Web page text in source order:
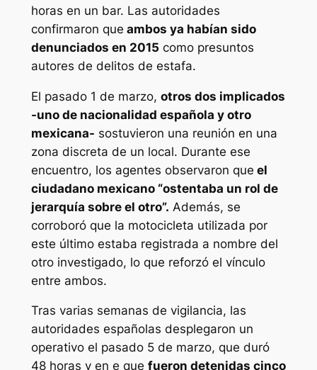
horas en un bar. Las autoridades
confirmaron que ambos ya habían sido
denunciados en 2015 como presuntos
autores de delitos de estafa.
El pasado 1 de marzo, otros dos implicados
-uno de nacionalidad española y otro
mexicana- sostuvieron una reunión en una
zona discreta de un local. Durante ese
encuentro, los agentes observaron que el
ciudadano mexicano “ostentaba un rol de
jerarquía sobre el otro”. Además, se
corroboró que la motocicleta utilizada por
este último estaba registrada a nombre del
otro investigado, lo que reforzó el vínculo
entre ambos.
Tras varias semanas de vigilancia, las
autoridades españolas desplegaron un
operativo el pasado 5 de marzo, que duró
48 horas y en e que fueron detenidas cinco